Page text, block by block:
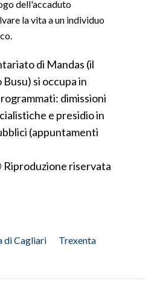
dell'accaduto
la vita a un individuo
di Mandas (il
si occupa in
dimissioni
e presidio in
(appuntamenti
Riproduzione riservata
di Cagliari
Trexenta